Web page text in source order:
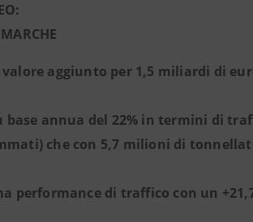
valore aggiunto per 1,5 miliardi di
annua del 22% in termini di
che con 5,7 milioni di
performance di traffico con un